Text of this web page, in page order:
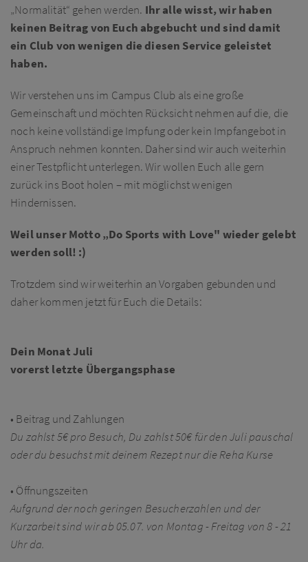
„Normalität“ gehen werden. Ihr alle wisst, wir haben
keinen Beitrag von Euch abgebucht und sind damit
ein Club von wenigen die diesen Service geleistet
haben.
Wir verstehen uns im Campus Club als eine große
Gemeinschaft und möchten Rücksicht nehmen auf die, die
noch keine vollständige Impfung oder kein Impfangebot in
Anspruch nehmen konnten. Daher sind wir auch weiterhin
einer Testpflicht unterlegen. Wir wollen Euch alle gern
zurück ins Boot holen – mit möglichst wenigen
Hindernissen.
Weil unser Motto „Do Sports with Love" wieder gelebt
werden soll! :)
Trotzdem sind wir weiterhin an Vorgaben gebunden und
daher kommen jetzt für Euch die Details:
Dein Monat Juli
vorerst letzte Übergangsphase
• Beitrag und Zahlungen
Du zahlst 5€ pro Besuch, Du zahlst 50€ für den Juli pauschal
oder du besuchst mit deinem Rezept nur die Reha Kurse
• Öffnungszeiten
Aufgrund der noch geringen Besucherzahlen und der
Kurzarbeit sind wir ab 05.07. von Montag - Freitag von 8 - 21
Uhr da.